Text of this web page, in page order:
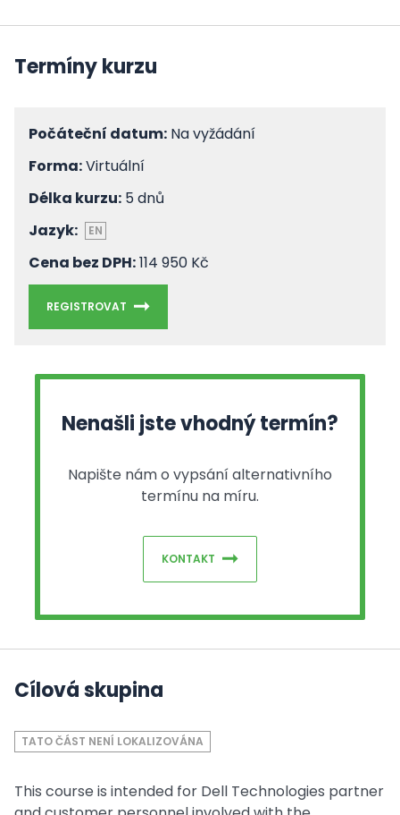
Termíny kurzu
Počáteční datum: Na vyžádání
Forma:Virtuální
Délka kurzu: 5 dnů
Jazyk:
EN
Cena bez DPH:114 950 Kč
REGISTROVAT
Nenašli jste vhodný termín?
Napište nám o vypsání alternativního
termínu na míru.
KONTAKT
Cílová skupina
TATO ČÁST NENÍ LOKALIZOVÁNA
This course is intended for Dell Technologies partner